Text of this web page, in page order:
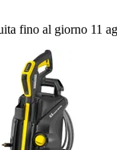
fino al giorno 11